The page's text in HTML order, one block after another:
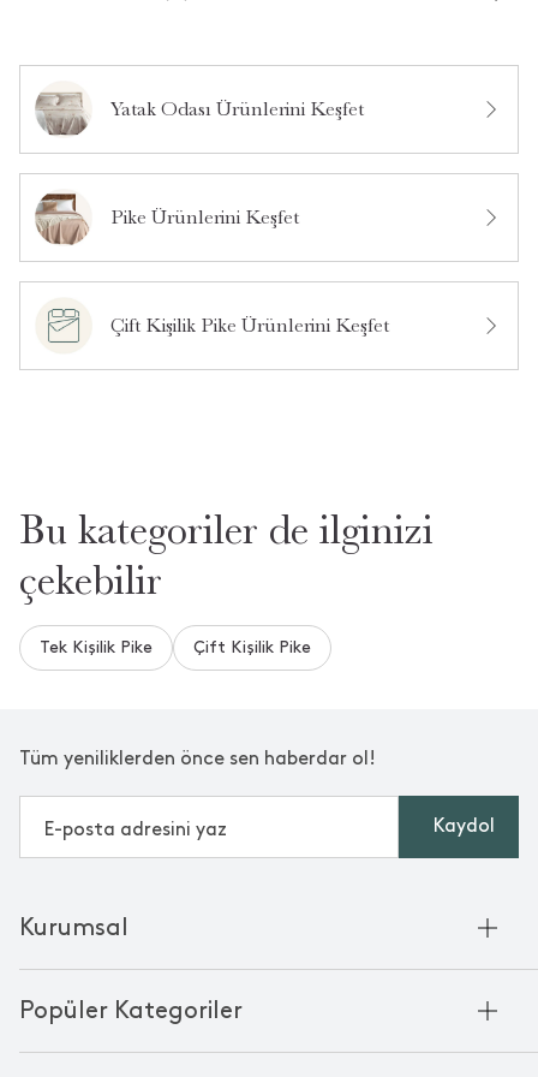
Bu ürün hakkında daha önce hiç soru sorulmamış.
Ürün Hakkında Soru Sor
Yatak Odası Ürünlerini Keşfet
Pike Ürünlerini Keşfet
Çift Kişilik Pike Ürünlerini Keşfet
Bu kategoriler de ilginizi
çekebilir
Tek Kişilik Pike Çift Kişilik Pike
Tüm yeniliklerden önce sen haberdar ol!
Kaydol
Popüler Kategoriler
Kurumsal
Kurumsal Satış